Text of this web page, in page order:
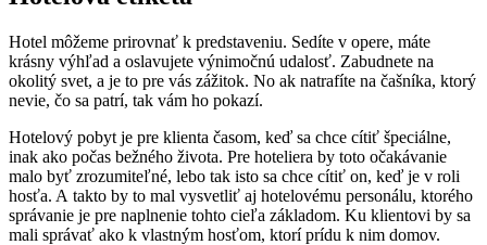
Hotel môžeme prirovnať k predstaveniu. Sedíte v opere, máte
krásny výhľad a oslavujete výnimočnú udalosť. Zabudnete na
okolitý svet, a je to pre vás zážitok. No ak natrafíte na čašníka, ktorý
nevie, čo sa patrí, tak vám ho pokazí.
Hotelový pobyt je pre klienta časom, keď sa chce cítiť špeciálne,
inak ako počas bežného života. Pre hoteliera by toto očakávanie
malo byť zrozumiteľné, lebo tak isto sa chce cítiť on, keď je v roli
hosťa. A takto by to mal vysvetliť aj hotelovému personálu, ktorého
správanie je pre naplnenie tohto cieľa základom. Ku klientovi by sa
mali správať ako k vlastným hosťom, ktorí prídu k nim domov.